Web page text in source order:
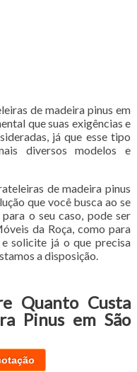
de madeira pinus em
que suas exigências e
já que esse tipo
diversos modelos e
de madeira pinus
que você busca ao se
o seu caso, pode ser
da Roça, como para
solicite já o que precisa
a disposição.
Quanto Custa
Pinus em São